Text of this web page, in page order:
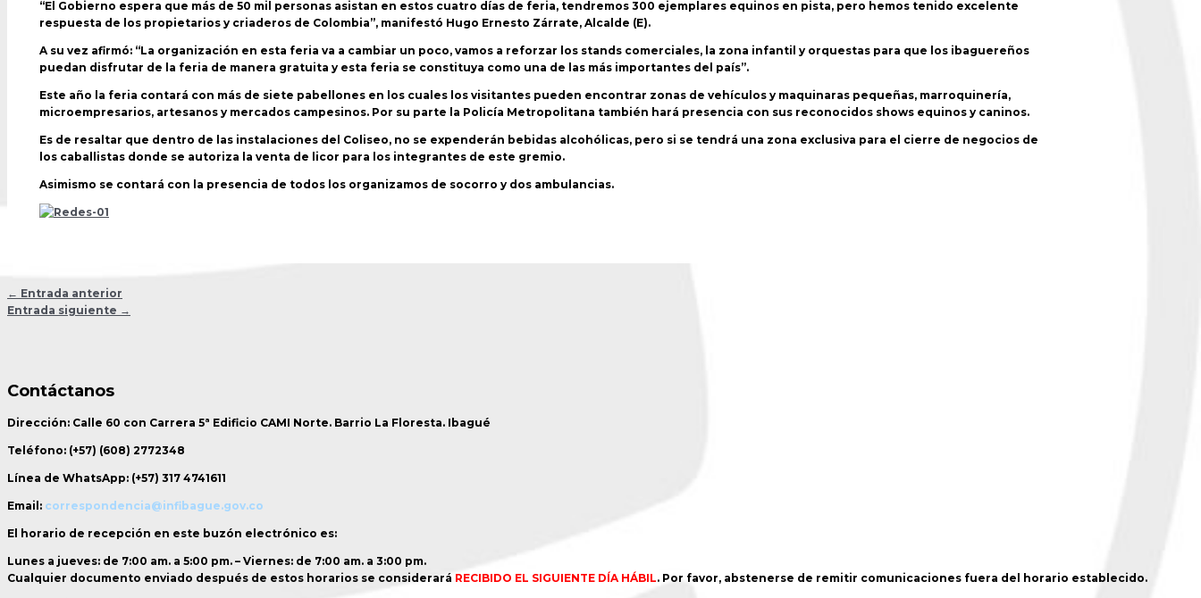
“El Gobierno espera que más de 50 mil personas asistan en estos cuatro días de feria, tendremos 300 ejemplares equinos en pista, pero hemos tenido excelente
respuesta de los propietarios y criaderos de Colombia”, manifestó Hugo Ernesto Zárrate, Alcalde (E).
A su vez afirmó: “La organización en esta feria va a cambiar un poco, vamos a reforzar los stands comerciales, la zona infantil y orquestas para que los ibaguereños
puedan disfrutar de la feria de manera gratuita y esta feria se constituya como una de las más importantes del país”.
Este año la feria contará con más de siete pabellones en los cuales los visitantes pueden encontrar zonas de vehículos y maquinaras pequeñas, marroquinería,
microempresarios, artesanos y mercados campesinos. Por su parte la Policía Metropolitana también hará presencia con sus reconocidos shows equinos y caninos.
Es de resaltar que dentro de las instalaciones del Coliseo, no se expenderán bebidas alcohólicas, pero si se tendrá una zona exclusiva para el cierre de negocios de
los caballistas donde se autoriza la venta de licor para los integrantes de este gremio.
Asimismo se contará con la presencia de todos los organizamos de socorro y dos ambulancias.
← Entrada anterior
Entrada siguiente →
Contáctanos
Dirección: Calle 60 con Carrera 5ª Edificio CAMI Norte. Barrio La Floresta. Ibagué
Teléfono: (+57) (608) 2772348
Línea de WhatsApp: (+57) 317 4741611
Email: correspondencia@infibague.gov.co
El horario de recepción en este buzón electrónico es:
Lunes a jueves: de 7:00 am. a 5:00 pm. – Viernes: de 7:00 am. a 3:00 pm.
Cualquier documento enviado después de estos horarios se considerará RECIBIDO EL SIGUIENTE DÍA HÁBIL. Por favor, abstenerse de remitir comunicaciones fuera del horario establecido.